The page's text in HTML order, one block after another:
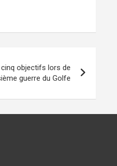
cinq objectifs lors de
guerre du Golfe